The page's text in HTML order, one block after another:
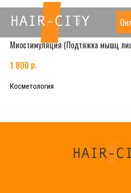
Миостимуляция (Подтяжка мышц
1 800 р.
Косметология